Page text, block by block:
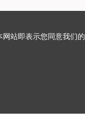
站即表示您同意我们的